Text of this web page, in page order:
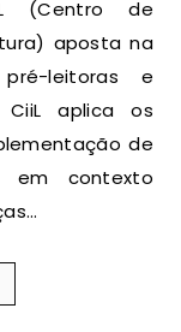
(Centro de
aposta na
leitoras e
CiiL aplica os
de
em contexto